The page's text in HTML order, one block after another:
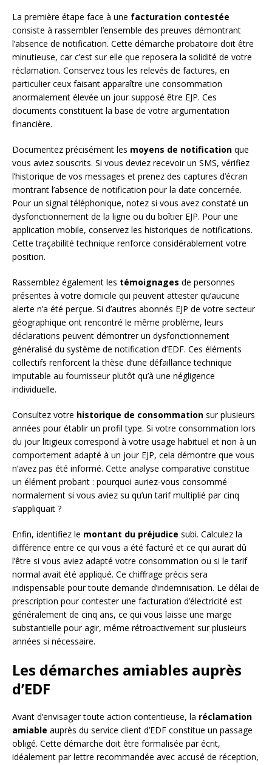
La première étape face à une facturation contestée
consiste à rassembler l’ensemble des preuves démontrant
l’absence de notification. Cette démarche probatoire doit être
minutieuse, car c’est sur elle que reposera la solidité de votre
réclamation. Conservez tous les relevés de factures, en
particulier ceux faisant apparaître une consommation
anormalement élevée un jour supposé être EJP. Ces
documents constituent la base de votre argumentation
financière.
Documentez précisément les moyens de notification que
vous aviez souscrits. Si vous deviez recevoir un SMS, vérifiez
l’historique de vos messages et prenez des captures d’écran
montrant l’absence de notification pour la date concernée.
Pour un signal téléphonique, notez si vous avez constaté un
dysfonctionnement de la ligne ou du boîtier EJP. Pour une
application mobile, conservez les historiques de notifications.
Cette traçabilité technique renforce considérablement votre
position.
Rassemblez également les témoignages de personnes
présentes à votre domicile qui peuvent attester qu’aucune
alerte n’a été perçue. Si d’autres abonnés EJP de votre secteur
géographique ont rencontré le même problème, leurs
déclarations peuvent démontrer un dysfonctionnement
généralisé du système de notification d’EDF. Ces éléments
collectifs renforcent la thèse d’une défaillance technique
imputable au fournisseur plutôt qu’à une négligence
individuelle.
Consultez votre historique de consommation sur plusieurs
années pour établir un profil type. Si votre consommation lors
du jour litigieux correspond à votre usage habituel et non à un
comportement adapté à un jour EJP, cela démontre que vous
n’avez pas été informé. Cette analyse comparative constitue
un élément probant : pourquoi auriez-vous consommé
normalement si vous aviez su qu’un tarif multiplié par cinq
s’appliquait ?
Enfin, identifiez le montant du préjudice subi. Calculez la
différence entre ce qui vous a été facturé et ce qui aurait dû
l’être si vous aviez adapté votre consommation ou si le tarif
normal avait été appliqué. Ce chiffrage précis sera
indispensable pour toute demande d’indemnisation. Le délai de
prescription pour contester une facturation d’électricité est
généralement de cinq ans, ce qui vous laisse une marge
substantielle pour agir, même rétroactivement sur plusieurs
années si nécessaire.
Les démarches amiables auprès
d’EDF
Avant d’envisager toute action contentieuse, la réclamation
amiable auprès du service client d’EDF constitue un passage
obligé. Cette démarche doit être formalisée par écrit,
idéalement par lettre recommandée avec accusé de réception,